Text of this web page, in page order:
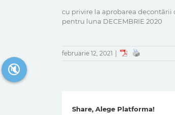
cu privire la aprobarea
pentru luna DECEMBRIE 2020
februarie 12, 2021
Share, Alege Platforma!
🔇